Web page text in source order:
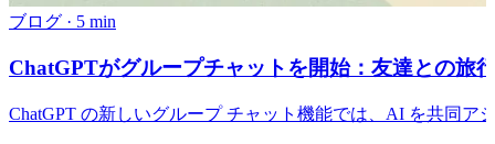
ブログ · 5 min
ChatGPTがグループチャットを開始：友達との旅
ChatGPT の新しいグループ チャット機能では、AI を共同